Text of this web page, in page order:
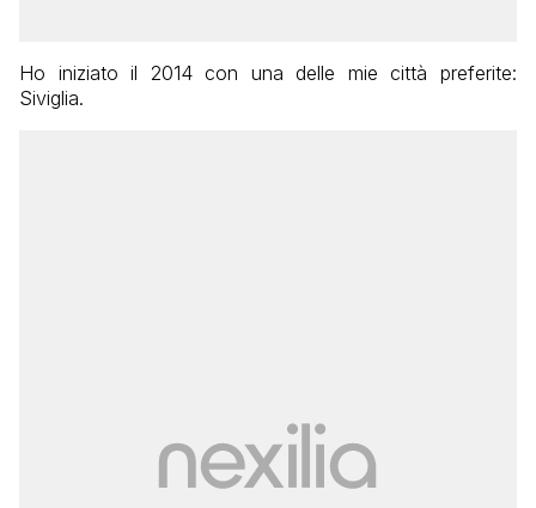
Ho iniziato il 2014 con una delle mie città preferite:
Siviglia.